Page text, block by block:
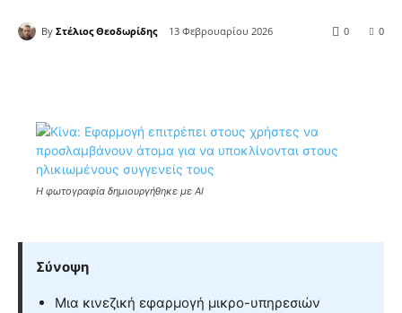
By Στέλιος Θεοδωρίδης 13 Φεβρουαρίου 2026 0
0
Η φωτογραφία δημιουργήθηκε με ΑΙ
Σύνοψη
Μια κινεζική εφαρμογή μικρο-υπηρεσιών